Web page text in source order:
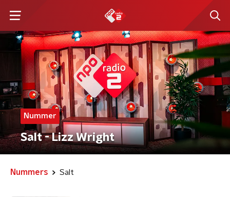
Nummer
Salt - Lizz Wright
Nummers Salt